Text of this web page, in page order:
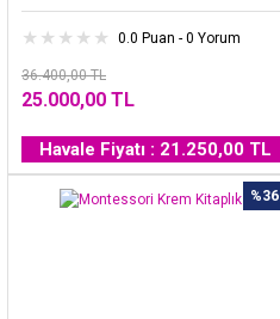
0.0 Puan - 0 Yorum
36.400,00 TL
25.000,00 TL
Havale Fiyatı : 21.250,00 TL
%36